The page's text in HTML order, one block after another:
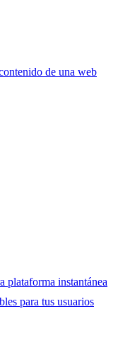
de una web
plataforma instantánea
para tus usuarios